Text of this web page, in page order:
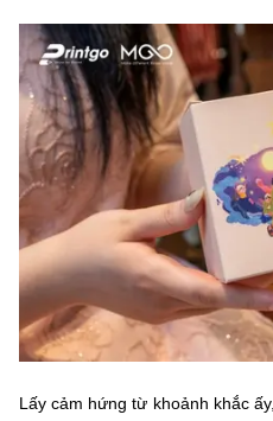
Lấy cảm hứng từ khoảnh khắc ấy,